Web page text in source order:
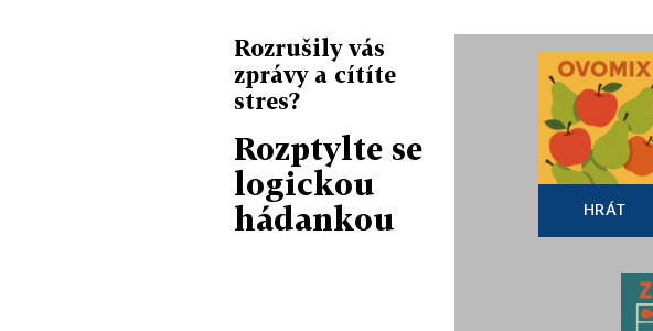
Rozrušily vás
zprávy a cítíte
stres?
Rozptylte se
logickou
hádankou
HRÁT